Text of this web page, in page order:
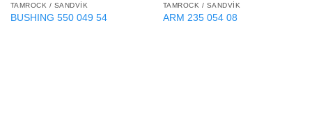
TAMROCK / SANDVIK
BUSHING 550 049 54
TAMROCK / SANDVIK
ARM 235 054 08